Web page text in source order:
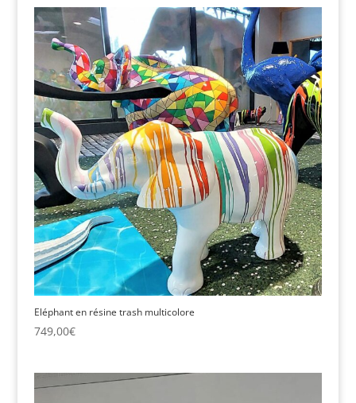
Eléphant en résine trash multicolore
749,00€